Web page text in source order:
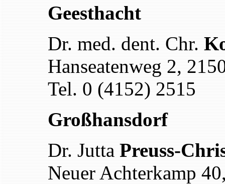
Geesthacht
Dr. med. dent. Chr.
Hanseatenweg 2,
Tel. 0 (4152) 2515
Großhansdorf
Dr. Jutta Preuss-
Neuer Achterkamp